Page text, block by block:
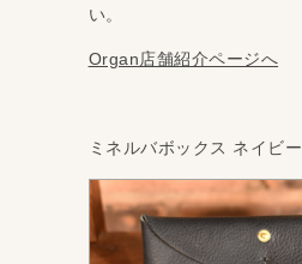
い。
Organ店舗紹介ページへ
ミネルバボックス ネイビー